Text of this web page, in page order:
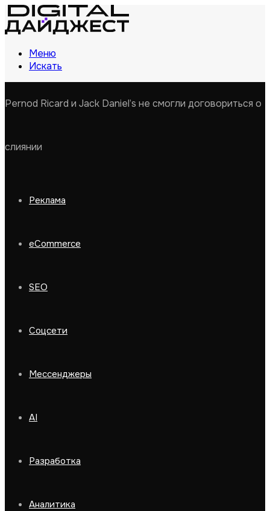
Меню
Искать
Pernod Ricard и Jack Daniel’s не смогли договориться о
слиянии
Реклама
eCommerce
SEO
Соцсети
Мессенджеры
AI
Разработка
Аналитика